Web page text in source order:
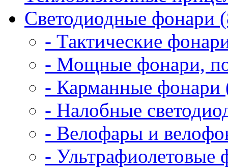
Светодиодные фонари
- Тактические
- Мощные фонари,
- Карманные фонари
- Налобные
- Велофары и
- Ультрафиолетовые